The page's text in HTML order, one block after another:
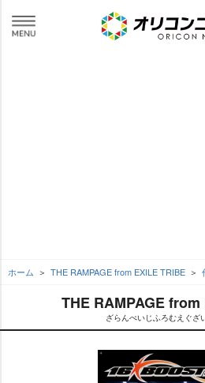
ホーム THE RAMPAGE from EXILE TRIBE
THE RAMPAGE
ざらんぺいじふろむえぐざ